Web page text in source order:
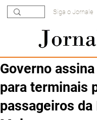
Siga o Jornale
Governo
para terminais
passageiros da